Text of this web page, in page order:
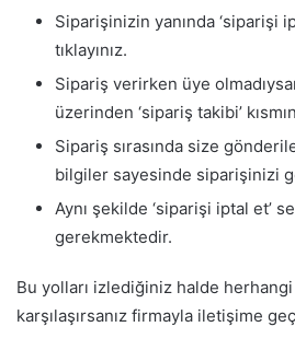
Siparişinizin yanında ‘siparişi
tıklayınız.
Sipariş verirken üye
üzerinden ‘sipariş takibi’
Sipariş sırasında size
bilgiler sayesinde siparişinizi
Aynı şekilde ‘siparişi iptal et’
gerekmektedir.
Bu yolları izlediğiniz halde
karşılaşırsanız firmayla iletişime